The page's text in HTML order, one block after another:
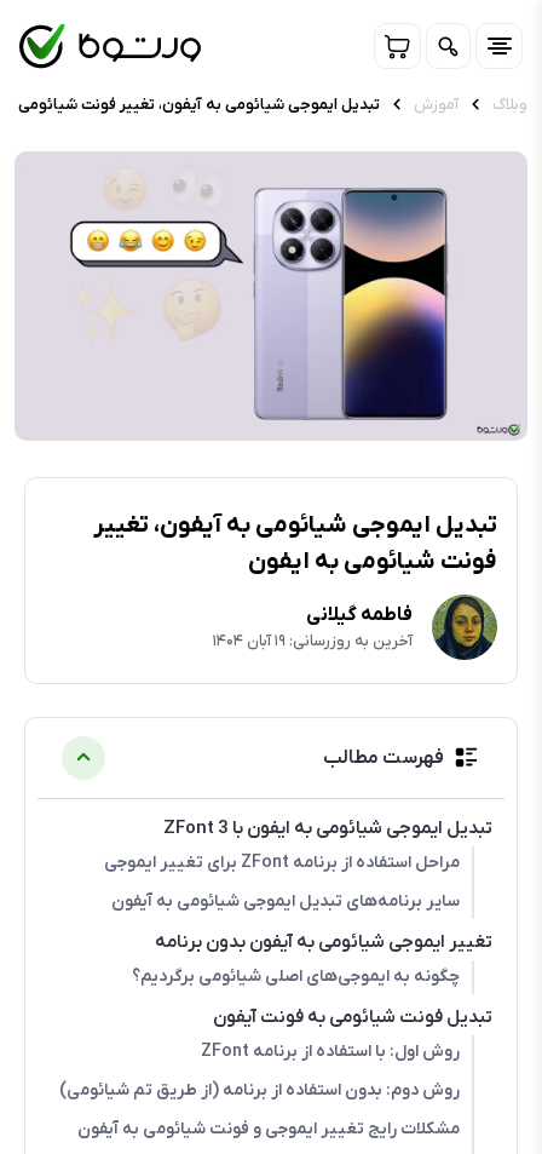
وبلاگ آموزش تبدیل ایموجی شیائومی به آیفون، تغییر فونت شیائومی
تبدیل ایموجی شیائومی به آیفون، تغییر
فونت شیائومی به ایفون
فاطمه گیلانی
آخرین به روزرسانی: ۱۹ آبان ۱۴۰۴
فهرست مطالب
تبدیل ایموجی شیائومی به ایفون با ZFont 3
مراحل استفاده از برنامه ZFont برای تغییر ایموجی
سایر برنامه‌های تبدیل ایموجی شیائومی به آیفون
تغییر ایموجی شیائومی به آیفون بدون برنامه
چگونه به ایموجی‌های اصلی شیائومی برگردیم؟
تبدیل فونت شیائومی به فونت آیفون
روش اول: با استفاده از برنامه ZFont
روش دوم: بدون استفاده از برنامه (از طریق تم شیائومی)
مشکلات رایج تغییر ایموجی و فونت شیائومی به آیفون